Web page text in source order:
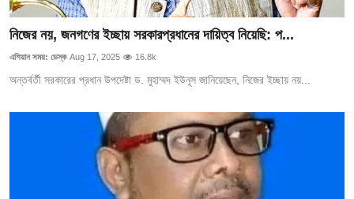
নিজের নয়, জনগণের ইচ্ছায় সরকারপ্রধানের দায়িত্ব নিয়েছি: প...
এশিয়ান সময়: ডেস্ক Aug 17, 2025 16.8k
অন্তর্বর্তী সরকারের প্রধান উপদেষ্টা ড. মুহাম্মদ ইউনূস জানিয়েছেন, নিজের ইচ্ছায় নয়...